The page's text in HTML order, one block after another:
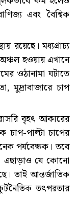
এবং বৈশ্বিক
রয়েছে। মধ্যপ্রাচ্য
অঞ্চল হওয়ায় এখানে
ওঠানামা ঘটাতে
মুদ্রাবাজারে চাপ
বৃহৎ আকারের
চাপ-পাল্টা চাপের
পর্যবেক্ষক। তবে
এছাড়াও যে কোনো
তাই আন্তর্জাতিক
তৎপরতার